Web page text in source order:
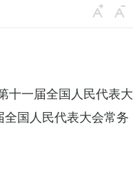
十一届全国人民代表大
国人民代表大会常务